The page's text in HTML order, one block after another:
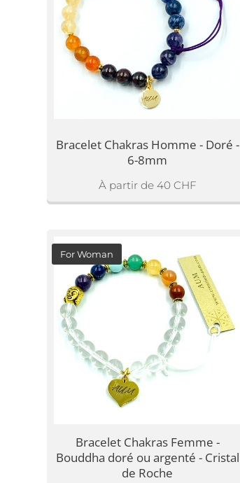
Bracelet Chakras Homme - Doré -
6-8mm
À partir de 40CHF
Bracelet Chakras Femme -
Bouddha doré ou argenté - Cristal
de Roche
For Woman